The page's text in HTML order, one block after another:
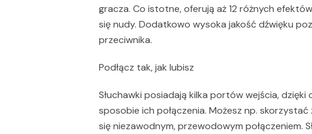
gracza. Co istotne, oferują aż 12 różnych
się nudy. Dodatkowo wysoka jakość dźwięku
przeciwnika.
Podłącz tak, jak lubisz
Słuchawki posiadają kilka portów wejścia,
sposobie ich połączenia. Możesz np. skorzystać
się niezawodnym, przewodowym połączeniem.